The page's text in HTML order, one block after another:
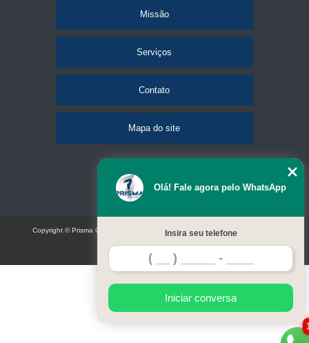
Missão
Serviços
Contato
Mapa do site
Olá! Fale agora pelo WhatsApp
Insira seu telefone
Iniciar conversa
Copyright © Prisma Comunicação visual e eventos (Lei 9610 de 19/02/1998)
W3C